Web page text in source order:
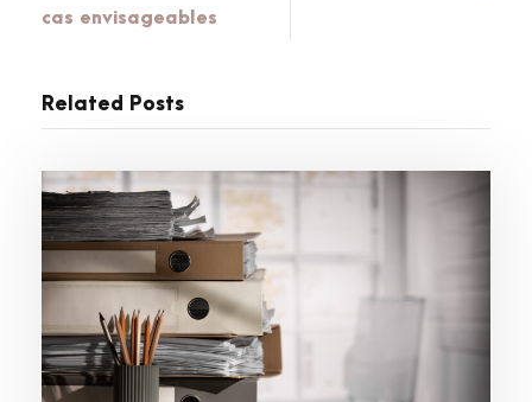
cas envisageables
Related Posts